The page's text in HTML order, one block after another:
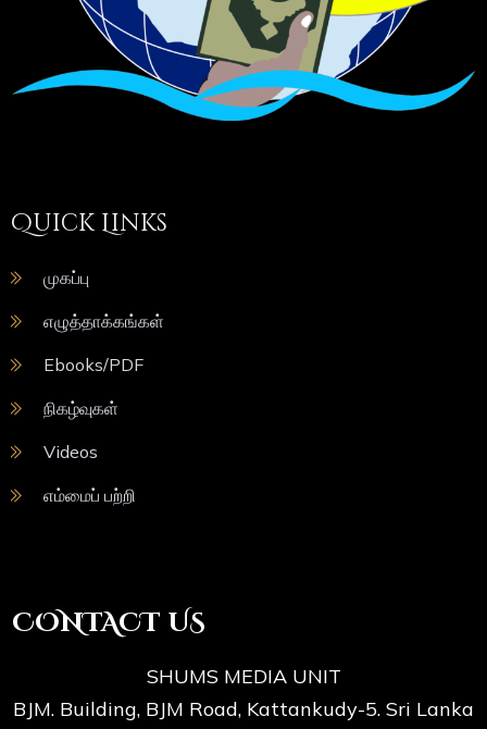
Quick Links
முகப்பு
எழுத்தாக்கங்கள்
Ebooks/PDF
நிகழ்வுகள்
Videos
எம்மைப் பற்றி
CONTACT US
SHUMS MEDIA UNIT
BJM. Building, BJM Road, Kattankudy-5. Sri Lanka